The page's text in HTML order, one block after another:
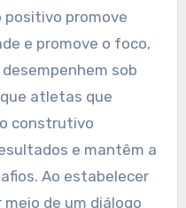
diálogo
a
moldar estruturas
positivo promove
e promove o foco,